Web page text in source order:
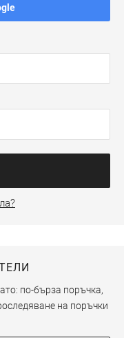
по-бърза поръчка,
на поръчки